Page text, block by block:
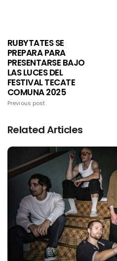
RUBYTATES SE
PREPARA PARA
PRESENTARSE BAJO
LAS LUCES DEL
FESTIVAL TECATE
COMUNA 2025
Previous post
Related Articles